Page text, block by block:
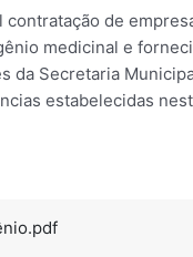
de
medicinal e
da Secretaria
estabelecidas